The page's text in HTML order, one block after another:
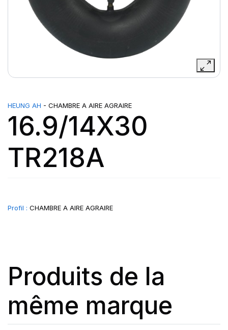
HEUNG AH - CHAMBRE A AIRE AGRAIRE
16.9/14X30
TR218A
Profil : CHAMBRE A AIRE AGRAIRE
Produits de la
même marque